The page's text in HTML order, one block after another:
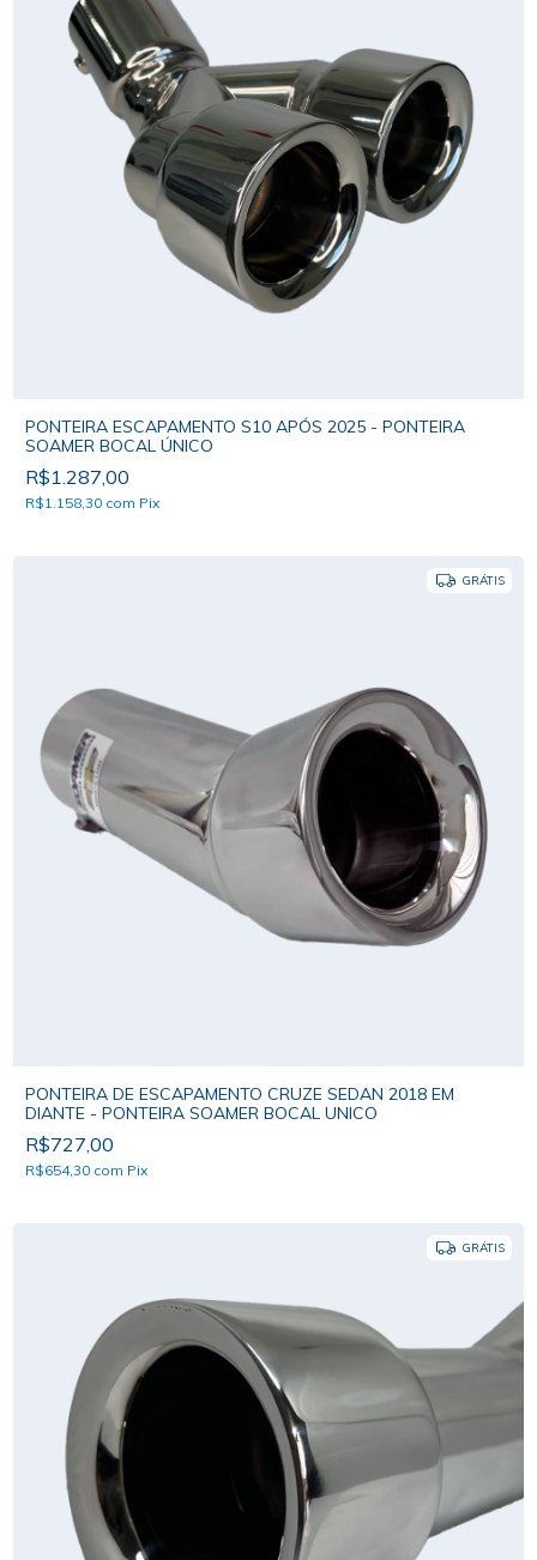
PONTEIRA ESCAPAMENTO S10 APÓS 2025 - PONTEIRA
SOAMER BOCAL ÚNICO
R$1.287,00
R$1.158,30 com Pix
GRÁTIS
PONTEIRA DE ESCAPAMENTO CRUZE SEDAN 2018 EM
DIANTE - PONTEIRA SOAMER BOCAL UNICO
R$727,00
R$654,30 com Pix
GRÁTIS